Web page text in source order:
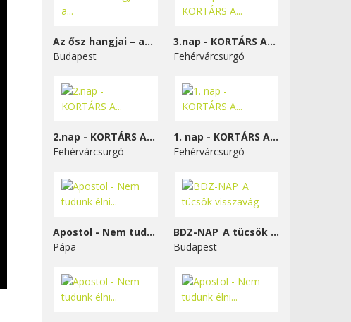
Az ősz hangjai – a...
Budapest
3.nap - KORTÁRS A...
Fehérvárcsurgó
2.nap - KORTÁRS A...
Fehérvárcsurgó
1. nap - KORTÁRS A...
Fehérvárcsurgó
Apostol - Nem tudunk élni...
Pápa
BDZ-NAP_A tücsök visszavág
Budapest